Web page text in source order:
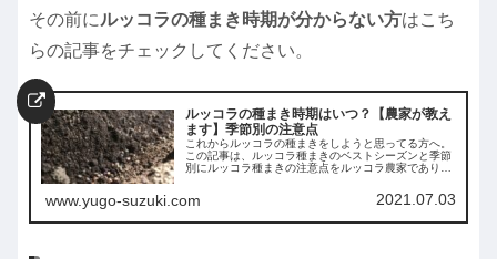
その前にルッコラの種まき時期が分からない方はこち
らの記事をチェックしてください。
ルッコラの種まき時期はいつ？【農家が教え
ます】季節別の注意点
これからルッコラの種まきをしようと思ってる方へ。
この記事は、ルッコラ種まきのベストシーズンと季節
別にルッコラ種まきの注意点をルッコラ農家でありプ
してます。 この記事を読めば、ルッコラの種まきは失
敗しないでしょう。
www.yugo-suzuki.com 2021.07.03